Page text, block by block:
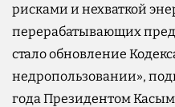
рисками и нехваткой
перерабатывающих
стало обновление
недропользовании»,
года Президентом